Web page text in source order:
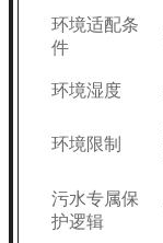
环境适配条
件
环境湿度
环境限制
污水专属保
护逻辑